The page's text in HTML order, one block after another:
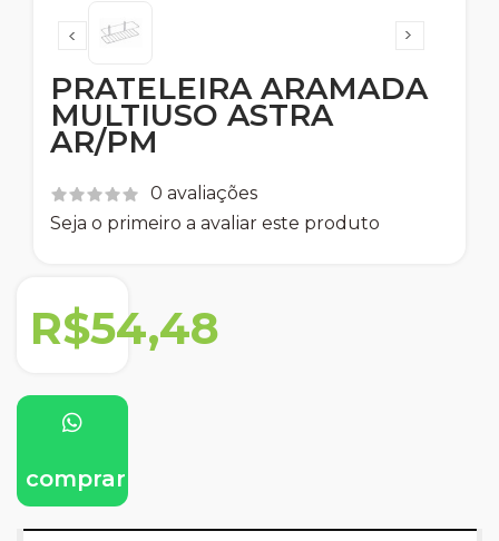
PRATELEIRA ARAMADA
MULTIUSO ASTRA
AR/PM
0 avaliações
Seja o primeiro a avaliar este produto
R$54,48
comprar